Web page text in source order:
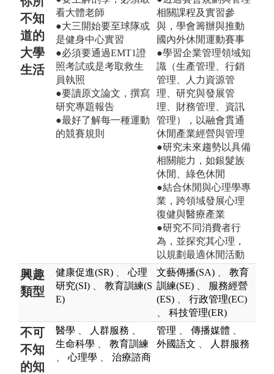
不知
道的
大學
生活
看大體老師
●大三開始要至球隊或
是健身中心實習
●必須要通過EMT1證
照考試或是考取救生
員執照
●要讀原文論文，撰寫
研究專題報告
●最好了解每一種運動
的競賽規則
相關課程及實習參
與，學會籌辦與推動
國內外休閒運動賽事
●學習企業管理領域知
識（生產管理、行銷
管理、人力資源管
理、研究與發展管
理、財務管理、資訊
管理），以融會貫通
休閒產業經營與管理
●研究未來趨勢以具備
相關能力，如銀髮族
休閒、綠色休閒
●結合休閒與心理學專
業，跨領域發展心理
復健與醫療產業
●研究不同消費者行
為，並探究其心理，
以規劃最適休閒活動
興趣
類型
健康促進(SR)
心理
研究(SI)
教育訓練(S
E)
文藝傳播(SA)
教育
訓練(SE)
服務經營
(ES)
行政管理(EC)
科技管理(ER)
不可
不知
的知
醫學 人群服務
生命科學
教育訓練
心理學 治療諮商
管理 傳播媒體
外國語文
人群服務